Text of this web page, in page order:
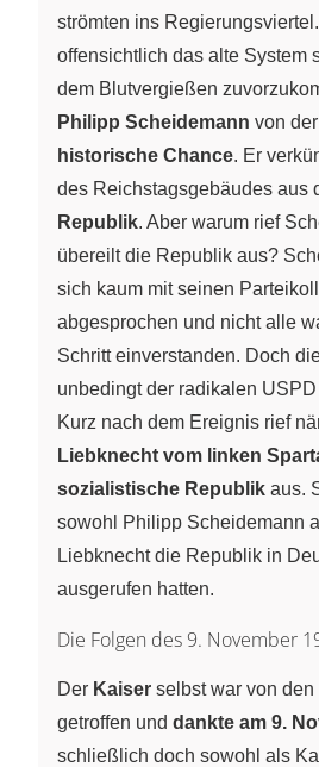
strömten ins
offensichtlich das alte System
dem Blutvergießen
Philipp Scheidemann von
historische Chance. Er
des Reichstagsgebäudes aus
Republik. Aber warum rief
übereilt die Republik aus?
sich kaum mit seinen
abgesprochen und nicht alle
Schritt einverstanden. Doch
unbedingt der radikalen
Kurz nach dem Ereignis rief
Liebknecht vom linken
sozialistische Republik aus.
sowohl Philipp Scheidemann
Liebknecht die Republik in
ausgerufen hatten.
Die Folgen des 9. November
Der Kaiser selbst war von
getroffen und dankte am 9.
schließlich doch sowohl als